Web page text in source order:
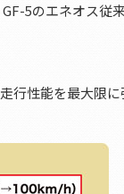
5のエネオス従
行性能を最大限に